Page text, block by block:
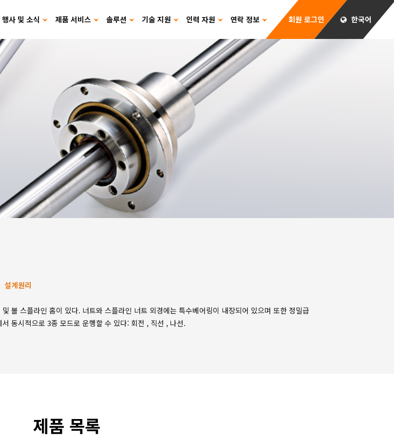
행사 및 소식 제품 서비스 솔루션 기술 지원 인력 자원 연락 정보 회원 로그인 한국어
볼 스플라인 홈이 있다. 너트와 스플라인 너트 외경에는 특수베어링이 내장되어 있으며 또한 정밀급
동시적으로 3종 모드로 운행할 수 있다: 회전 , 직선 , 나선.
제품 목록